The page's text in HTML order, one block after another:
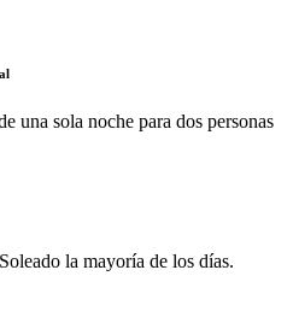
una sola noche para dos personas
la mayoría de los días.